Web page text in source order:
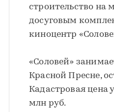
строительство на
досуговым
киноцентр
«Соловей»
Красной Пресне,
Кадастровая цена
млн руб.